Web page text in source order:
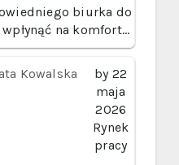
biurka do
na komfort…
by
Kowalska
22
maja
2026
Rynek
pracy